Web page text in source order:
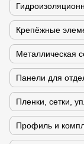
Крепёжные
Металлическая
Панели для
Пленки, сетки,
Профиль и